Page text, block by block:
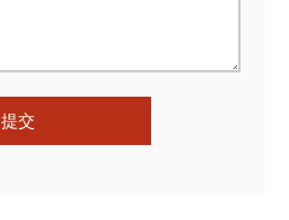
提交